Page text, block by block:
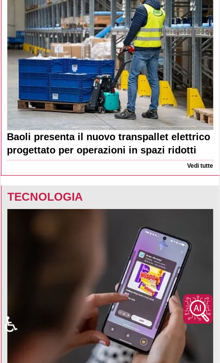
Baoli presenta il nuovo transpallet elettrico
progettato per operazioni in spazi ridotti
Vedi tutte
TECNOLOGIA